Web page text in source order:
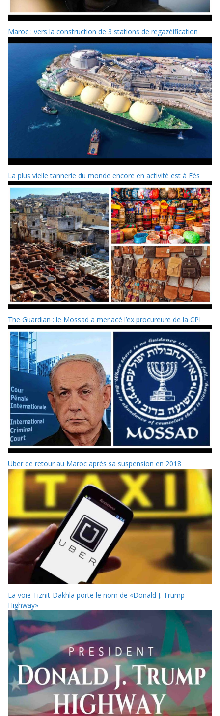
Maroc : vers la construction de 3 stations de regazéification
La plus vielle tannerie du monde encore en activité est à Fès
The Guardian : le Mossad a menacé l’ex procureure de la CPI
Uber de retour au Maroc après sa suspension en 2018
La voie Tiznit-Dakhla porte le nom de «Donald J. Trump
Highway»